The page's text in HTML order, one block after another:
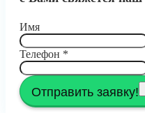
Имя
Телефон *
Отправить заявку!